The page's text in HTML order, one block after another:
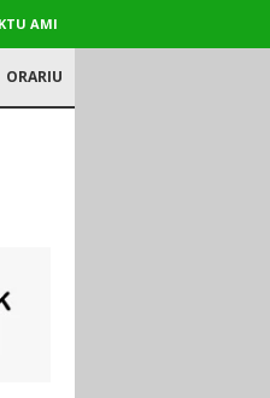
AMI
ORARIU